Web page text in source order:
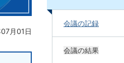
月01日
会議の記録
会議の結果